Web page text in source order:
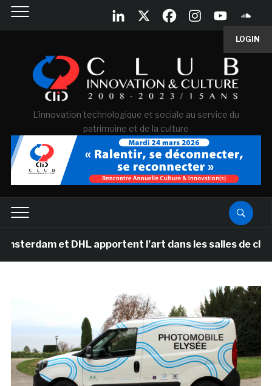
LOGIN
L'innovation technologique et sociale au service du
patrimoine et de la culture
et DHL apportent l’art dans les salles de classe des